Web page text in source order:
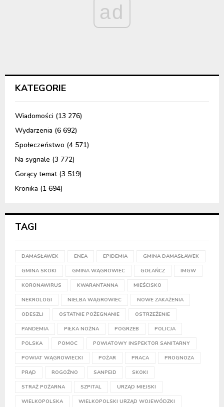
ad
KATEGORIE
Wiadomości (13 276)
Wydarzenia (6 692)
Społeczeństwo (4 571)
Na sygnale (3 772)
Gorący temat(3 519)
Kronika (1 694)
TAGI
DAMASŁAWEK ENEA EPIDEMIA GMINA DAMASŁAWEK
GMINA SKOKI GMINA WĄGROWIEC GOŁAŃCZ IMGW
KORONAWIRUS KWARANTANNA MIEŚCISKO
NEKROLOGI NIELBA WĄGROWIEC NOWE ZAKAŻENIA
ODESZLI OSTATNIE POŻEGNANIE OSTRZEŻENIE
PANDEMIA PIŁKA NOŻNA POGRZEB POLICJA
POLSKA POMOC POWIATOWY INSPEKTOR SANITARNY
POWIAT WĄGROWIECKI POŻAR PRACA PROGNOZA
PRĄD ROGOŹNO SANPEID SKOKI
STRAŻ POŻARNA SZPITAL URZĄD MIEJSKI
WIELKOPOLSKA WIELKOPOLSKI URZĄD WOJEWÓDZKI